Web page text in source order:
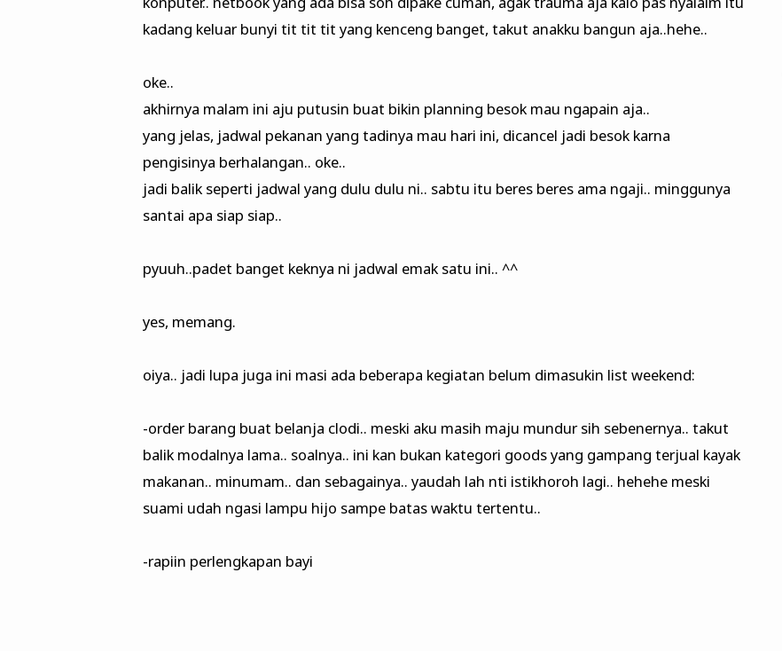
kadang keluar bunyi tit tit tit yang kenceng banget, takut anakku bangun aja..hehe..
oke..
akhirnya malam ini aju putusin buat bikin planning besok mau ngapain aja..
yang jelas, jadwal pekanan yang tadinya mau hari ini, dicancel jadi besok karna
pengisinya berhalangan.. oke..
jadi balik seperti jadwal yang dulu dulu ni.. sabtu itu beres beres ama ngaji.. minggunya
santai apa siap siap..
pyuuh..padet banget keknya ni jadwal emak satu ini.. ^^
yes, memang.
oiya.. jadi lupa juga ini masi ada beberapa kegiatan belum dimasukin list weekend:
-order barang buat belanja clodi.. meski aku masih maju mundur sih sebenernya.. takut
balik modalnya lama.. soalnya.. ini kan bukan kategori goods yang gampang terjual kayak
makanan.. minumam.. dan sebagainya.. yaudah lah nti istikhoroh lagi.. hehehe meski
suami udah ngasi lampu hijo sampe batas waktu tertentu..
-rapiin perlengkapan bayi